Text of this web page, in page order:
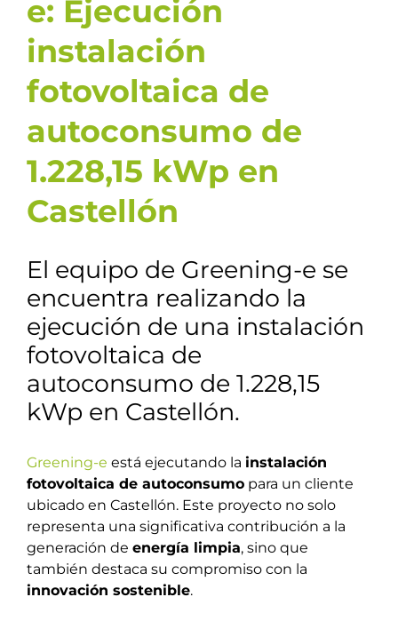
e: Ejecución
instalación
fotovoltaica de
autoconsumo de
1.228,15 kWp en
Castellón
El equipo de Greening-e se
encuentra realizando la
ejecución de una instalación
fotovoltaica de
autoconsumo de 1.228,15
kWp en Castellón.
Greening-e está ejecutando la instalación
fotovoltaica de autoconsumo para un cliente
ubicado en Castellón. Este proyecto no solo
representa una significativa contribución a la
generación de energía limpia, sino que
también destaca su compromiso con la
innovación sostenible.